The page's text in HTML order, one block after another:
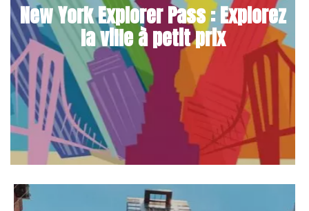
New York Explorer Pass : Explorez
la ville à petit prix